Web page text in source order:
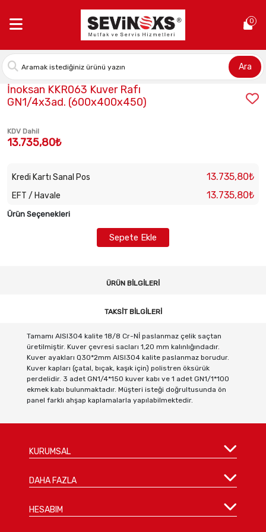
0
Ara
Stok Kodu:INO-KKR063
İnoksan KKR063 Kuver Rafı
GN1/4x3ad. (600x400x450)
KDV Dahil
13.735,80₺
Kredi Kartı Sanal Pos 13.735,80₺
EFT / Havale 13.735,80₺
Ürün Seçenekleri
Sepete Ekle
ÜRÜN BILGILERI
TAKSIT BILGILERI
Tamamı AISI304 kalite 18/8 Cr-Nİ paslanmaz çelik saçtan
üretilmiştir. Kuver çevresi sacları 1,20 mm kalınlığındadır.
Kuver ayakları Q30*2mm AISI304 kalite paslanmaz borudur.
Kuver kapları (çatal, bıçak, kaşık için) polistren öksürük
perdelidir. 3 adet GN1/4*150 kuver kabı ve 1 adet GN1/1*100
ekmek kabı bulunmaktadır. Müşteri isteği doğrultusunda ön
panel farklı ahşap kaplamalarla yapılabilmektedir.
KURUMSAL
DAHA FAZLA
HESABIM